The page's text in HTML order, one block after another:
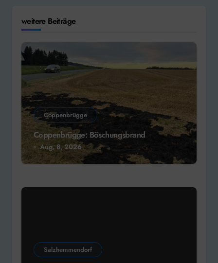
weitere Beiträge
Coppenbrügge
Coppenbrügge: Böschungsbrand
Aug. 8, 2026
Salzhemmendorf